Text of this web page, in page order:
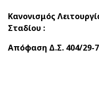
Κανονισμός
Σταδίου :
Απόφαση Δ.Σ. 404/29-